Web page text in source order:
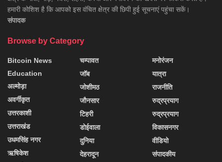
हमारी कोशिश है कि आपको इस वंचित क्षेत्र की छिपी हुई सूचनाएं पहुंचा सकें।
संपादक
Browse by Category
Bitcoin News
Education
अल्मोड़ा
अवर्गीकृत
उत्तरकाशी
उत्तराखंड
उधमसिंह नगर
ऋषिकेश
चम्पावत
जॉब
जोशीमठ
जौनसार
टिहरी
डोईवाला
दुनिया
देहरादून
मनोरंजन
यात्रा
राजनीति
रुद्रप्रयाग
रुद्रप्रयाग
विकासनगर
वीडियो
संपादकीय